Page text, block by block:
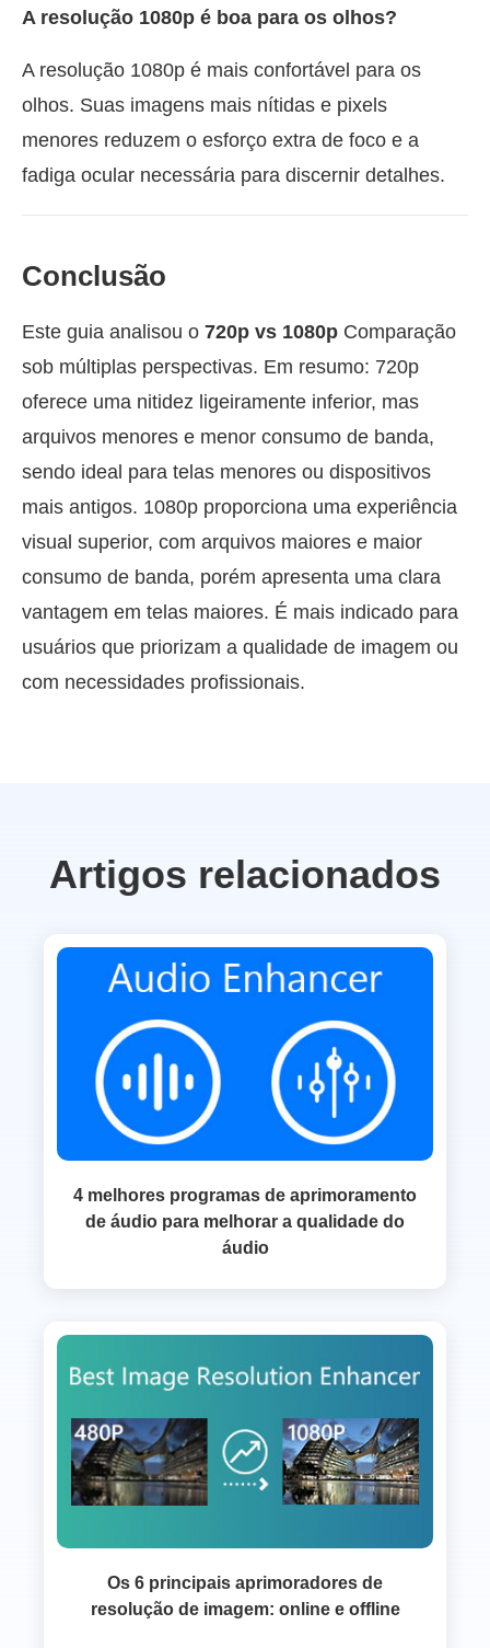
A resolução 1080p é boa para os olhos?
A resolução 1080p é mais confortável para os
olhos. Suas imagens mais nítidas e pixels
menores reduzem o esforço extra de foco e a
fadiga ocular necessária para discernir detalhes.
Conclusão
Este guia analisou o 720p vs 1080p Comparação
sob múltiplas perspectivas. Em resumo: 720p
oferece uma nitidez ligeiramente inferior, mas
arquivos menores e menor consumo de banda,
sendo ideal para telas menores ou dispositivos
mais antigos. 1080p proporciona uma experiência
visual superior, com arquivos maiores e maior
consumo de banda, porém apresenta uma clara
vantagem em telas maiores. É mais indicado para
usuários que priorizam a qualidade de imagem ou
com necessidades profissionais.
Artigos relacionados
4 melhores programas de aprimoramento
de áudio para melhorar a qualidade do
áudio
Os 6 principais aprimoradores de
resolução de imagem: online e offline